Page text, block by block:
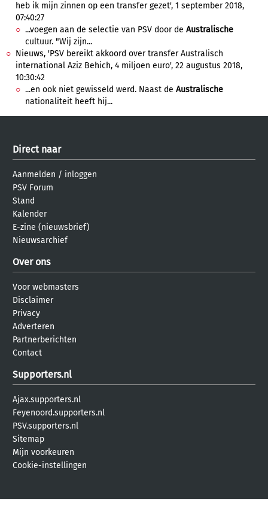
heb ik mijn zinnen op een transfer gezet', 1 september 2018,
07:40:27
...voegen aan de selectie van PSV door de Australische
cultuur. "Wij zijn...
Nieuws, 'PSV bereikt akkoord over transfer Australisch
international Aziz Behich, 4 miljoen euro', 22 augustus 2018,
10:30:42
...en ook niet gewisseld werd. Naast de Australische
nationaliteit heeft hij...
Direct naar
Aanmelden / inloggen
PSV Forum
Stand
Kalender
E-zine (nieuwsbrief)
Nieuwsarchief
Over ons
Voor webmasters
Disclaimer
Privacy
Adverteren
Partnerberichten
Contact
Supporters.nl
Ajax.supporters.nl
Feyenoord.supporters.nl
PSV.supporters.nl
Sitemap
Mijn voorkeuren
Cookie-instellingen